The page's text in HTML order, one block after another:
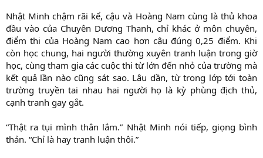
Nhật Minh chậm rãi kể, cậu và Hoàng Nam cùng là thủ khoa
đầu vào của Chuyên Dương Thanh, chỉ khác ở môn chuyên,
điểm thi của Hoàng Nam cao hơn cậu đúng 0,25 điểm. Khi
còn học chung, hai người thường xuyên tranh luận trong giờ
học, cùng tham gia các cuộc thi từ lớn đến nhỏ của trường mà
kết quả lần nào cũng sát sao. Lâu dần, từ trong lớp tới toàn
trường truyền tai nhau hai người họ là kỳ phùng địch thủ,
cạnh tranh gay gắt.
“Thật ra tụi mình thân lắm.” Nhật Minh nói tiếp, giọng bình
thản. “Chỉ là hay tranh luận thôi.”